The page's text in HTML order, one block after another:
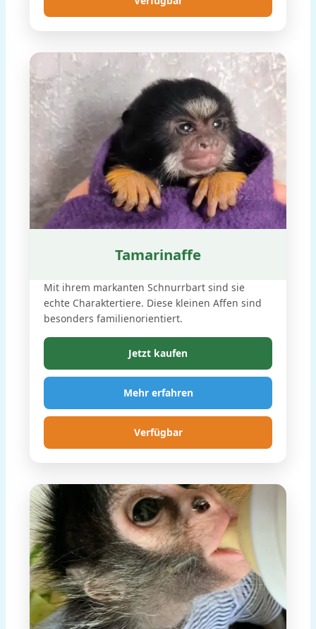
Tamarinaffe
Mit ihrem markanten Schnurrbart sind sie
echte Charaktertiere. Diese kleinen Affen sind
besonders familienorientiert.
Jetzt kaufen
Mehr erfahren
Verfügbar